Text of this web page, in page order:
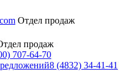
Отдел продаж
продаж
707-64-70
8 (4832) 34-41-41